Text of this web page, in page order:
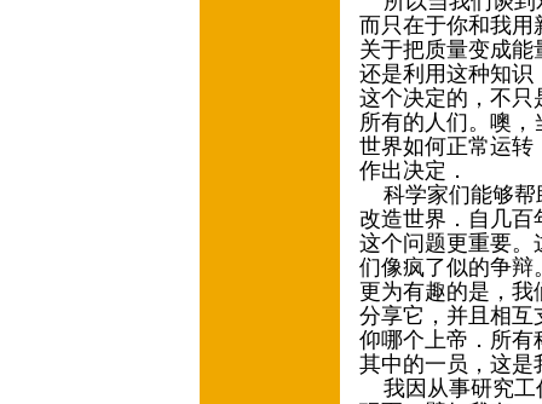
而只在于你和我用
关于把质量变成
还是利用这种知识
这个决定的，不只
所有的人们。噢
世界如何正常运转
作出决定．
科学家们能够帮
改造世界．自几百
这个问题更重要
们像疯了似的争辩
更为有趣的是，
分享它，并且相互
仰哪个上帝．所有
其中的一员，这是
我因从事研究工